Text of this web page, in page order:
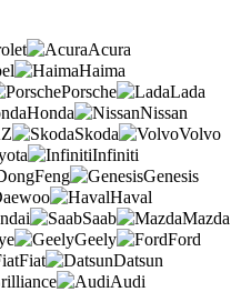
Acura
Haima
Porsche
Lada
Honda
Nissan
Skoda
Volvo
Infiniti
Genesis
Haval
Saab
Mazda
Geely
Ford
Fiat
Datsun
Audi